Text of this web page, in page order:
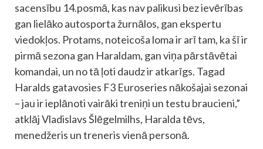
sacensību 14.posmā, kas nav palikusi bez ievērības
gan lielāko autosporta žurnālos, gan ekspertu
viedokļos. Protams, noteicoša loma ir arī tam, ka šī ir
pirmā sezona gan Haraldam, gan viņa pārstāvētai
komandai, un no tā ļoti daudz ir atkarīgs. Tagad
Haralds gatavosies F3 Euroseries nākošajai sezonai
– jau ir ieplānoti vairāki treniņi un testu braucieni,”
atklāj Vladislavs Šlēgelmilhs, Haralda tēvs,
menedžeris un treneris vienā personā.